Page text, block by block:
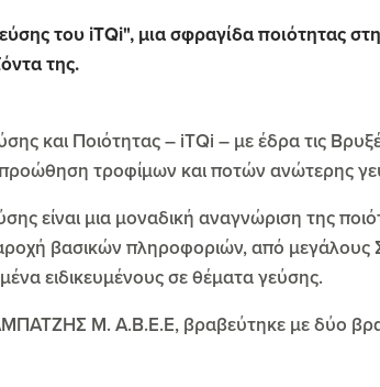
του iTQi", μια σφραγίδα ποιότητας
της.
και Ποιότητας – iTQi – με έδρα τις
προώθηση τροφίμων και ποτών ανώτερης
είναι μια μοναδική αναγνώριση της
βασικών πληροφοριών, από μεγάλους
ειδικευμένους σε θέματα γεύσης.
M. Α.Β.Ε.Ε, βραβεύτηκε με δύο